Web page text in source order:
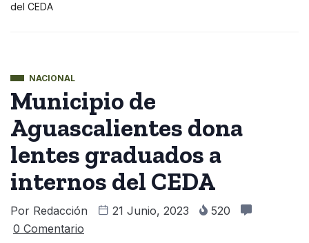
del CEDA
NACIONAL
Municipio de
Aguascalientes dona
lentes graduados a
internos del CEDA
Por Redacción 21 Junio, 2023
520
0 Comentario